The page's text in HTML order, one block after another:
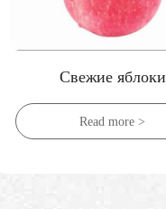
Свежие яблоки
Read more >